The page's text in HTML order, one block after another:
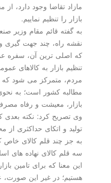
مازاد تقاضا وجود دارد، از محل
بازار را تنظیم نماییم.
به گفته قائم مقام وزیر صنعت،
نقشه راه، چند جهت گیری و
كه اصلی ترین آن، سفره عمومی
تنظیم بازار به كالاهای عمومی و
مردم، متمركز می شود كه
مطالبه كشور است؛ به نحوی كه
بازار، معیشت و رفاه مصرف
وی تصریح كرد: نكته بعدی كه
تولید و اتكای حداكثری از محل
به جز چند قلم كالای خاص كه سه
سه قلم كالای نهاده های اساسی
این معنا كه برای تامین بازار، به
هستیم؛ در غیر این صورت، عمده